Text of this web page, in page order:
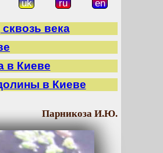
uk ru en
века
в Киеве
в Киеве
Парникоза И.Ю.